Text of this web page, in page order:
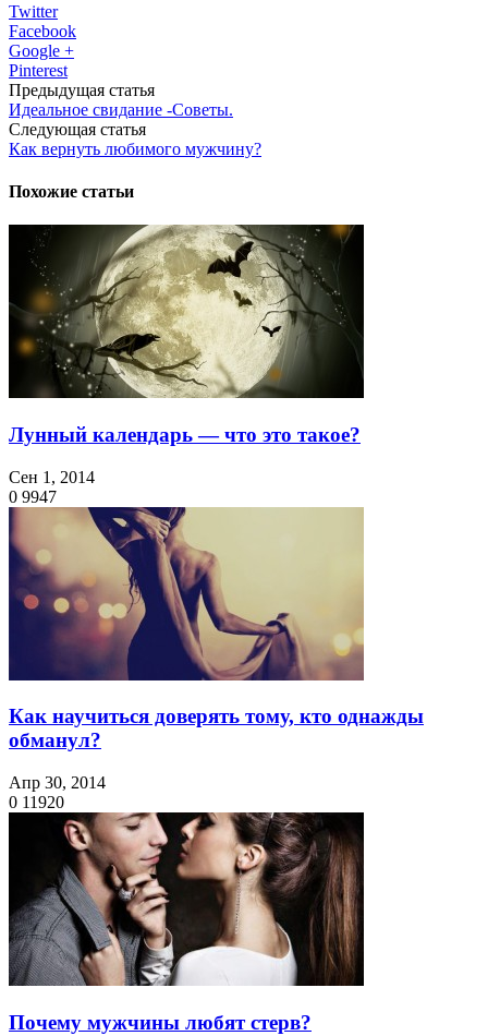
Twitter
Facebook
Google +
Pinterest
Предыдущая статья
Идеальное свидание -Советы.
Следующая статья
Как вернуть любимого мужчину?
Похожие статьи
Лунный календарь — что это такое?
Сен 1, 2014
0 9947
Как научиться доверять тому, кто однажды
обманул?
Апр 30, 2014
0 11920
Почему мужчины любят стерв?